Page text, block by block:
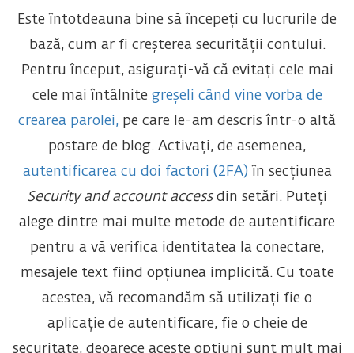
Este întotdeauna bine să începeți cu lucrurile de
bază, cum ar fi creșterea securității contului.
Pentru început, asigurați-vă că evitați cele mai
cele mai întâlnite greșeli când vine vorba de
crearea parolei, pe care le-am descris într-o altă
postare de blog. Activați, de asemenea,
autentificarea cu doi factori (2FA) în secțiunea
Security and account accessdin setări. Puteți
alege dintre mai multe metode de autentificare
pentru a vă verifica identitatea la conectare,
mesajele text fiind opțiunea implicită. Cu toate
acestea, vă recomandăm să utilizați fie o
aplicație de autentificare, fie o cheie de
securitate, deoarece aceste opțiuni sunt mult mai